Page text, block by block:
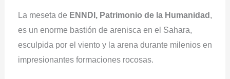
La meseta de ENNDI, Patrimonio de la Humanidad ,
es un enorme bastión de arenisca en el Sahara,
esculpida por el viento y la arena durante milenios en
impresionantes formaciones rocosas.